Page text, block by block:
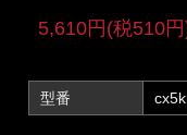
5,610円(税510
型番